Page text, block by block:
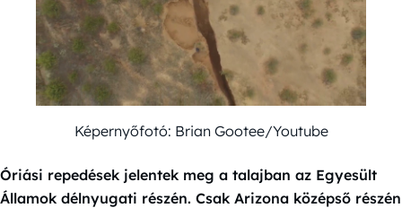
Képernyőfotó: Brian Gootee/Youtube
Óriási repedések jelentek meg a talajban az Egyesült
Államok délnyugati részén. Csak Arizona középső részén